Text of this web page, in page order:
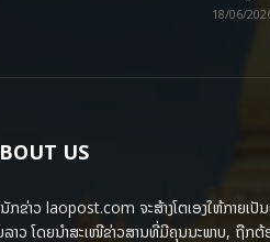
18/06/
US
ກຂ່າວ laopost.com ຈະສ້າງໂຕເອງໃຫ້ກາຍເ
າວ ໂດຍນຳສະເໜີຂ່າວສານທີ່ມີຄຸນນະພາບ, ຖືກຕ້